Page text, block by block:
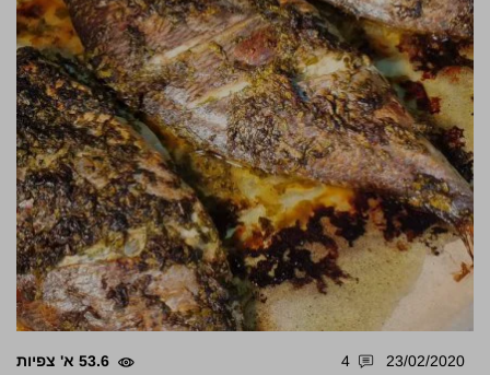
23/02/2020
4 53.6 א' צפיות